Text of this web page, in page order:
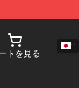
トを見る